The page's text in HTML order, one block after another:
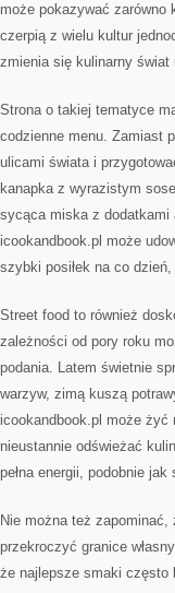
może pokazywać zarówno
czerpią z wielu kultur
zmienia się kulinarny
Strona o takiej tematyce
codzienne menu. Zamiast
ulicami świata i
kanapka z wyrazistym
sycąca miska z dodatkami
icookandbook.pl może
szybki posiłek na co
Street food to również
zależności od pory roku
podania. Latem świetnie
warzyw, zimą kuszą
icookandbook.pl może żyć
nieustannie odświeżać
pełna energii, podobnie
Nie można też
przekroczyć granice
że najlepsze smaki często